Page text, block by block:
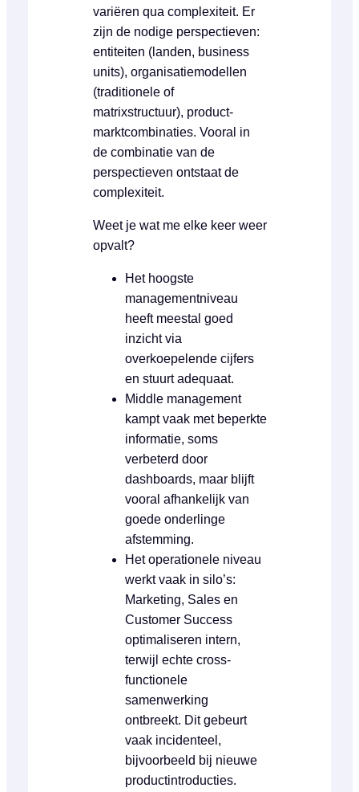
variëren qua complexiteit. Er
zijn de nodige perspectieven:
entiteiten (landen, business
units), organisatiemodellen
(traditionele of
matrixstructuur), product-
marktcombinaties. Vooral in
de combinatie van de
perspectieven ontstaat de
complexiteit.
Weet je wat me elke keer weer
opvalt?
Het hoogste
managementniveau
heeft meestal goed
inzicht via
overkoepelende cijfers
en stuurt adequaat.
Middle management
kampt vaak met beperkte
informatie, soms
verbeterd door
dashboards, maar blijft
vooral afhankelijk van
goede onderlinge
afstemming.
Het operationele niveau
werkt vaak in silo’s:
Marketing, Sales en
Customer Success
optimaliseren intern,
terwijl echte cross-
functionele
samenwerking
ontbreekt. Dit gebeurt
vaak incidenteel,
bijvoorbeeld bij nieuwe
productintroducties.